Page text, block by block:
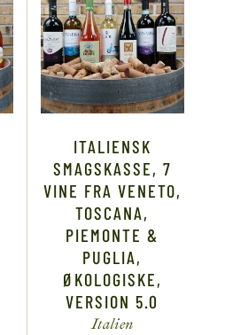
ITALIENSK
SMAGSKASSE, 7
VINE FRA VENETO,
TOSCANA,
PIEMONTE &
PUGLIA,
ØKOLOGISKE,
VERSION 5.0
Italien